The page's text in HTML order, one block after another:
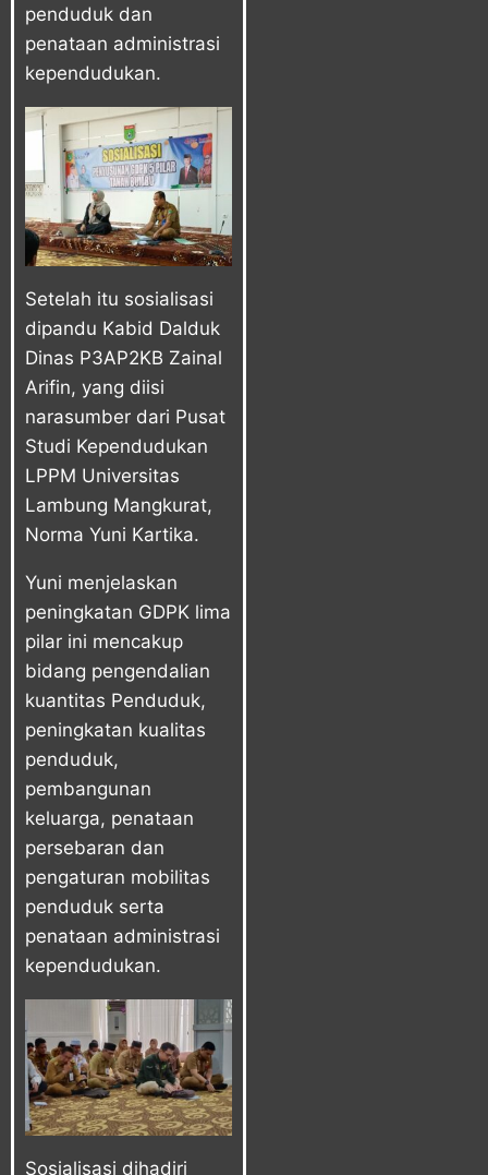
penduduk dan
penataan administrasi
kependudukan.
Setelah itu sosialisasi
dipandu Kabid Dalduk
Dinas P3AP2KB Zainal
Arifin, yang diisi
narasumber dari Pusat
Studi Kependudukan
LPPM Universitas
Lambung Mangkurat,
Norma Yuni Kartika.
Yuni menjelaskan
peningkatan GDPK lima
pilar ini mencakup
bidang pengendalian
kuantitas Penduduk,
peningkatan kualitas
penduduk,
pembangunan
keluarga, penataan
persebaran dan
pengaturan mobilitas
penduduk serta
penataan administrasi
kependudukan.
Sosialisasi dihadiri